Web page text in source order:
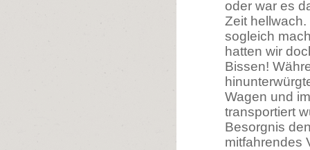
oder war es
Zeit
sogleich
hatten wir
Bissen!
Wagen und
transportiert
Besorgnis
mitfahrendes